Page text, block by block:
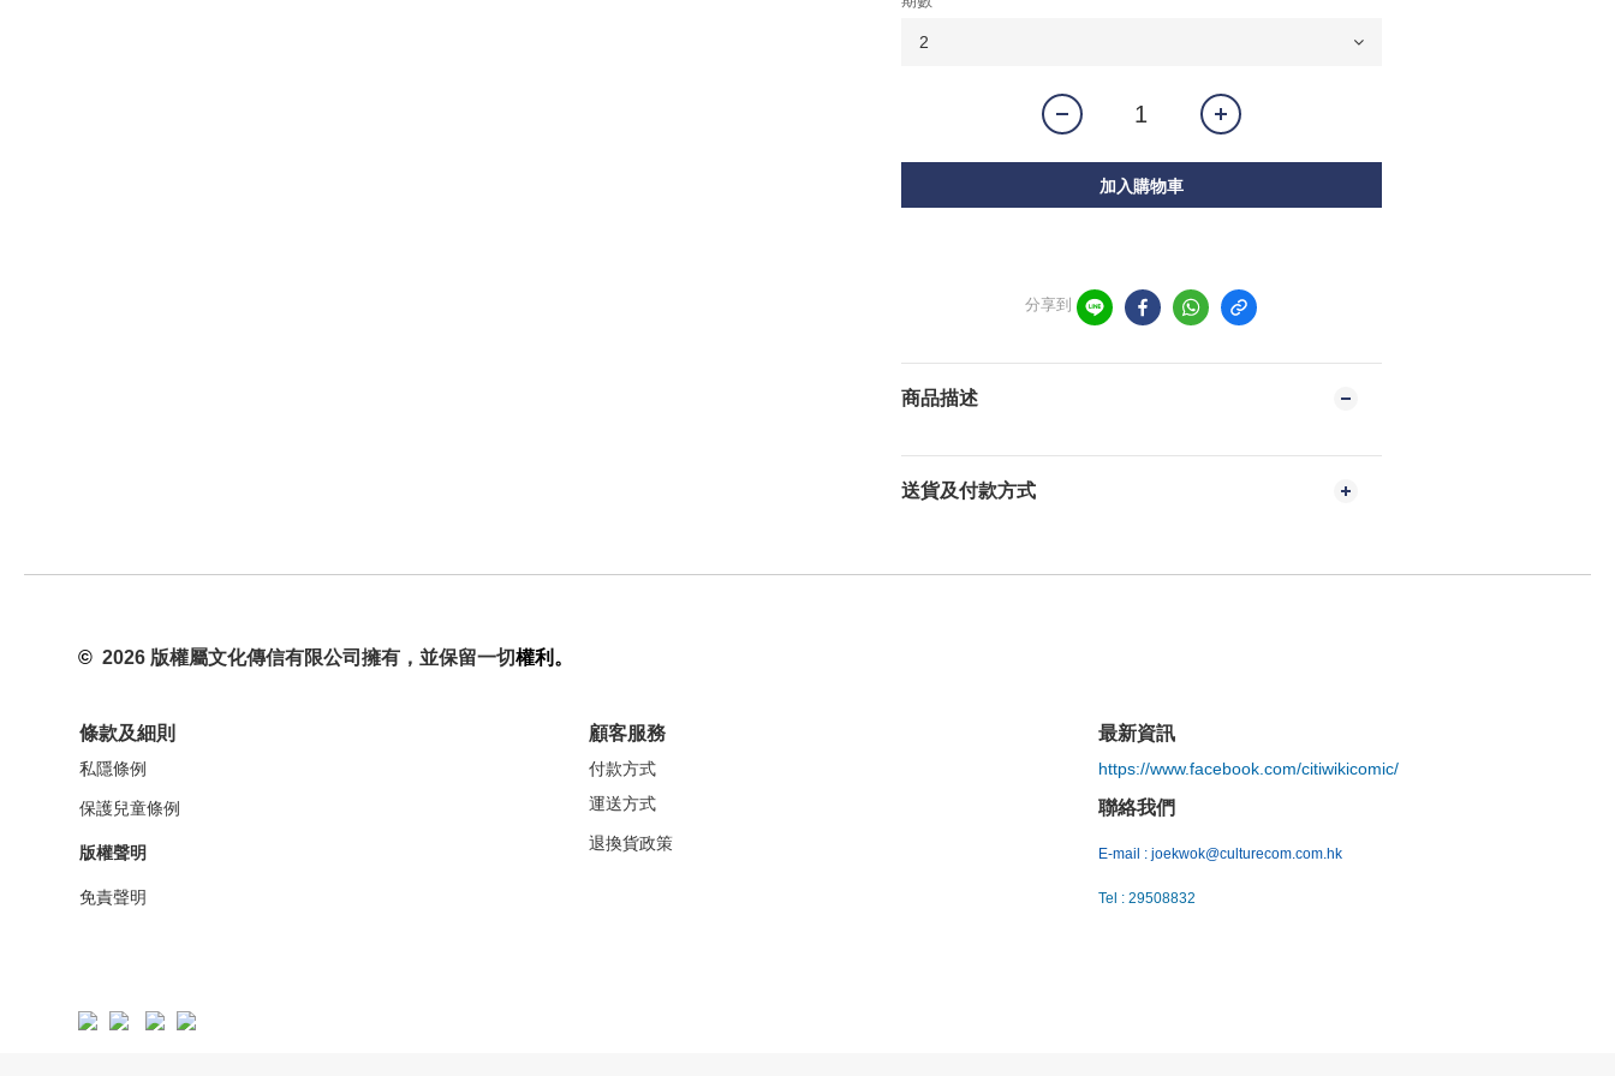
加入購物車
分享到
商品描述
送貨及付款方式
© 2026 版權屬文化傳信有限公司擁有，並保留一切權利。
條款及細則
私隱條例
保護兒童條例
版權聲明
免責聲明
顧客服務
付款方式
運送方式
退換貨政策
最新資訊
https://www.facebook.com/citiwikicomic/
聯絡我們
E-mail : joekwok@culturecom.com.hk
Tel : 29508832